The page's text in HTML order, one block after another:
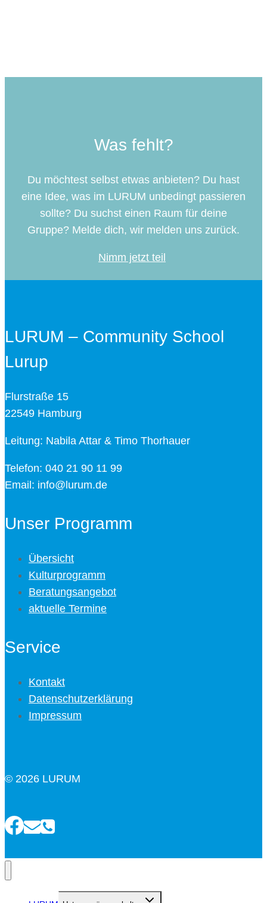
Was fehlt?
Du möchtest selbst etwas anbieten? Du hast
eine Idee, was im LURUM unbedingt passieren
sollte? Du suchst einen Raum für deine
Gruppe? Melde dich, wir melden uns zurück.
Nimm jetzt teil
LURUM – Community School
Lurup
Flurstraße 15
22549 Hamburg
Leitung: Nabila Attar & Timo Thorhauer
Telefon: 040 21 90 11 99
Email: info@lurum.de
Unser Programm
Übersicht
Kulturprogramm
Beratungsangebot
aktuelle Termine
Service
Kontakt
Datenschutzerklärung
Impressum
© 2026 LURUM